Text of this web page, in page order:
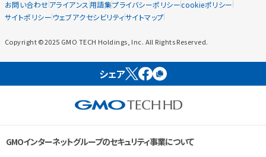
お問い合わせアライアンス 用語集プライバシーポリシーcookieポリシー
サイトポリシー ウェブアクセシビリティサイトマップ
Copyright ©2025 GMO TECH Holdings, Inc. All Rights Reserved.
シェア
GMOインターネットグループのセキュリティ事業について